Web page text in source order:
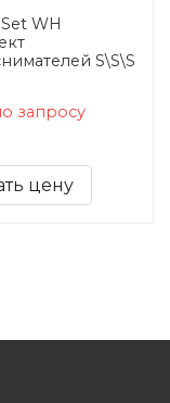
WH
S\S\S
запросу
цену